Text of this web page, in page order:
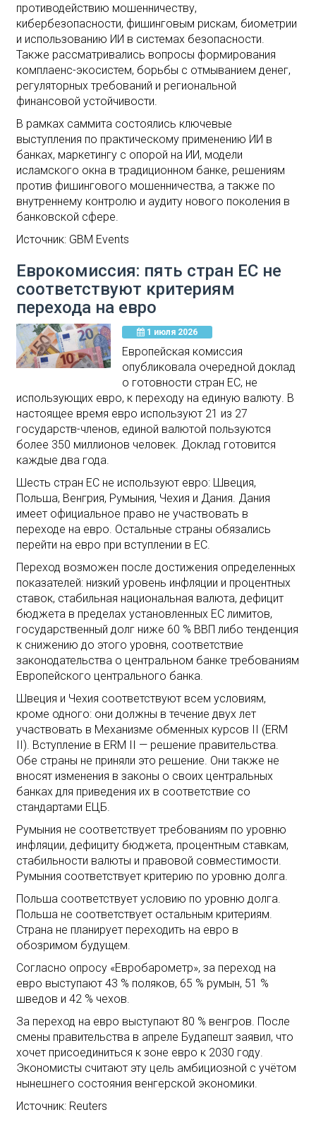
противодействию мошенничеству,
кибербезопасности, фишинговым рискам, биометрии
и использованию ИИ в системах безопасности.
Также рассматривались вопросы формирования
комплаенс-экосистем, борьбы с отмыванием денег,
регуляторных требований и региональной
финансовой устойчивости.
В рамках саммита состоялись ключевые
выступления по практическому применению ИИ в
банках, маркетингу с опорой на ИИ, модели
исламского окна в традиционном банке, решениям
против фишингового мошенничества, а также по
внутреннему контролю и аудиту нового поколения в
банковской сфере.
Источник: GBM Events
Еврокомиссия: пять стран ЕС не
соответствуют критериям
перехода на евро
1 июля 2026
Европейская комиссия
опубликовала очередной доклад
о готовности стран ЕС, не
использующих евро, к переходу на единую валюту. В
настоящее время евро используют 21 из 27
государств-членов, единой валютой пользуются
более 350 миллионов человек. Доклад готовится
каждые два года.
Шесть стран ЕС не используют евро: Швеция,
Польша, Венгрия, Румыния, Чехия и Дания. Дания
имеет официальное право не участвовать в
переходе на евро. Остальные страны обязались
перейти на евро при вступлении в ЕС.
Переход возможен после достижения определенных
показателей: низкий уровень инфляции и процентных
ставок, стабильная национальная валюта, дефицит
бюджета в пределах установленных ЕС лимитов,
государственный долг ниже 60 % ВВП либо тенденция
к снижению до этого уровня, соответствие
законодательства о центральном банке требованиям
Европейского центрального банка.
Швеция и Чехия соответствуют всем условиям,
кроме одного: они должны в течение двух лет
участвовать в Механизме обменных курсов II (ERM
II). Вступление в ERM II — решение правительства.
Обе страны не приняли это решение. Они также не
вносят изменения в законы о своих центральных
банках для приведения их в соответствие со
стандартами ЕЦБ.
Румыния не соответствует требованиям по уровню
инфляции, дефициту бюджета, процентным ставкам,
стабильности валюты и правовой совместимости.
Румыния соответствует критерию по уровню долга.
Польша соответствует условию по уровню долга.
Польша не соответствует остальным критериям.
Страна не планирует переходить на евро в
обозримом будущем.
Согласно опросу «Евробарометр», за переход на
евро выступают 43 % поляков, 65 % румын, 51 %
шведов и 42 % чехов.
За переход на евро выступают 80 % венгров. После
смены правительства в апреле Будапешт заявил, что
хочет присоединиться к зоне евро к 2030 году.
Экономисты считают эту цель амбициозной с учётом
нынешнего состояния венгерской экономики.
Источник: Reuters